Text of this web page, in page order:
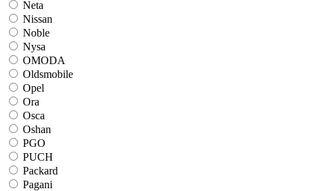
Neta
Nissan
Noble
Nysa
OMODA
Oldsmobile
Opel
Ora
Osca
Oshan
PGO
PUCH
Packard
Pagani